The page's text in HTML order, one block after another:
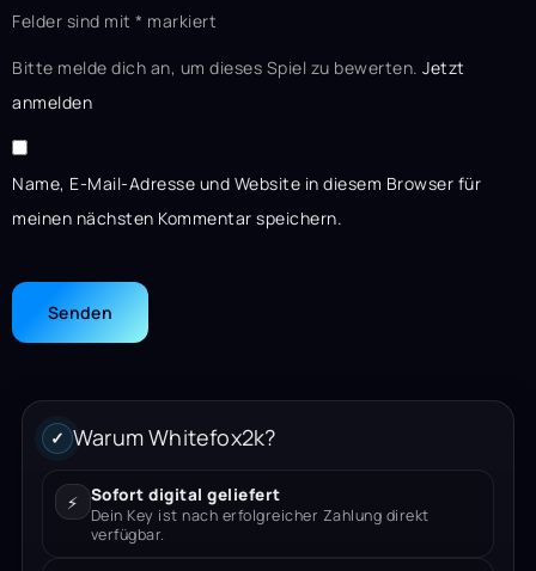
Felder sind mit * markiert
Bitte melde dich an, um dieses Spiel zu bewerten. Jetzt
anmelden
Name, E-Mail-Adresse und Website in diesem Browser für
meinen nächsten Kommentar speichern.
✓ Warum Whitefox2k?
⚡ Sofort digital geliefert
Dein Key ist nach erfolgreicher Zahlung direkt
verfügbar.